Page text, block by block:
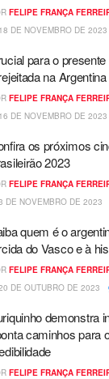
FELIPE FRANÇA
18 DE NOVEMBRO DE 2023
para o
na Argentina
FELIPE FRANÇA
16 DE NOVEMBRO DE 2023
os próximos
2023
FELIPE FRANÇA
DE NOVEMBRO DE 2023
quem é o
do Vasco e à
FELIPE FRANÇA
DE OUTUBRO DE 2023
demonstra
caminhos para
FELIPE FRANÇA